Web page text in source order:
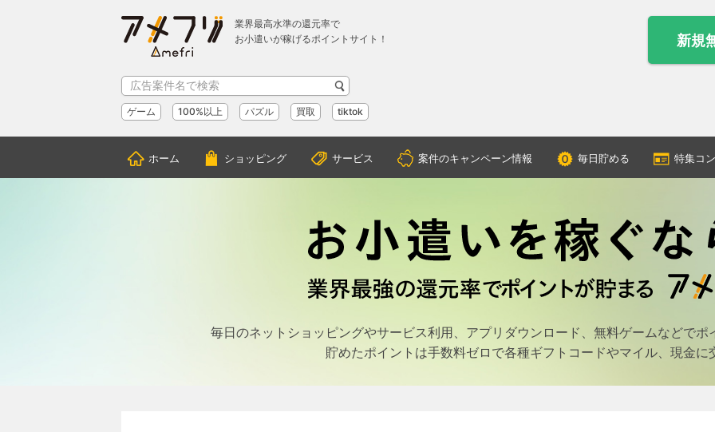
業界最高水準の還元率で
お小遣いが稼げるポイントサイト！
新規
ゲーム 100%以上 パズル 買取 tiktok
ホーム ショッピング サービス 案件のキャンペーン情報 毎日貯める 特集コ
毎日のネットショッピングやサービス利用、アプリダウンロード、無料ゲームなどでポ
貯めたポイントは手数料ゼロで各種ギフトコードやマイル、現金に